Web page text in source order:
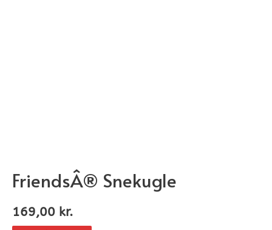
FriendsÂ® Snekugle
169,00 kr.